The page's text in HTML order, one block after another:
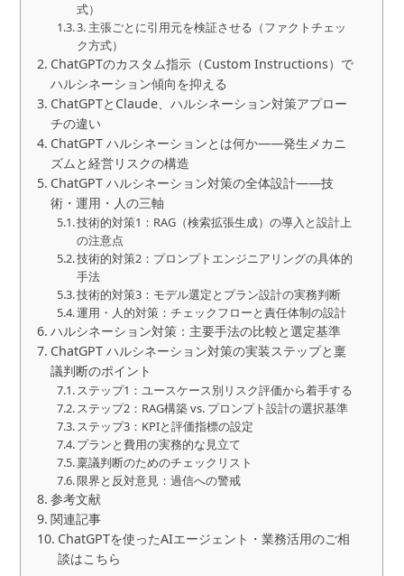
式）
3. 主張ごとに引用元を検証させる（ファクトチェッ
ク方式）
ChatGPTのカスタム指示（Custom Instructions）で
ハルシネーション傾向を抑える
ChatGPTとClaude、ハルシネーション対策アプロー
チの違い
ChatGPT ハルシネーションとは何か――発生メカニ
ズムと経営リスクの構造
ChatGPT ハルシネーション対策の全体設計――技
術・運用・人の三軸
技術的対策1：RAG（検索拡張生成）の導入と設計上
の注意点
技術的対策2：プロンプトエンジニアリングの具体的
手法
技術的対策3：モデル選定とプラン設計の実務判断
運用・人的対策：チェックフローと責任体制の設計
ハルシネーション対策：主要手法の比較と選定基準
ChatGPT ハルシネーション対策の実装ステップと稟
議判断のポイント
ステップ1：ユースケース別リスク評価から着手する
ステップ2：RAG構築 vs. プロンプト設計の選択基準
ステップ3：KPIと評価指標の設定
プランと費用の実務的な見立て
稟議判断のためのチェックリスト
限界と反対意見：過信への警戒
参考文献
関連記事
ChatGPTを使ったAIエージェント・業務活用のご相
談はこちら